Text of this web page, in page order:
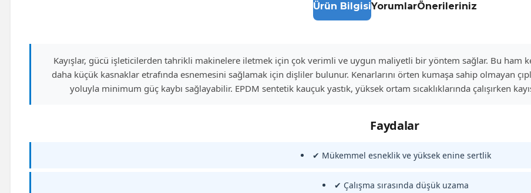
Ürün BilgisiYorumlarÖnerileriniz
Kayışlar, gücü işleticilerden tahrikli makinelere iletmek için çok verimli ve uygun maliyetli bir yöntem sağlar. Bu ham
daha küçük kasnaklar etrafında esnemesini sağlamak için dişliler bulunur. Kenarlarını örten kumaşa sahip olmayan
yoluyla minimum güç kaybı sağlayabilir. EPDM sentetik kauçuk yastık, yüksek ortam sıcaklıklarında çalışırken
Faydalar
✔ Mükemmel esneklik ve yüksek enine sertlik
✔ Çalışma sırasında düşük uzama